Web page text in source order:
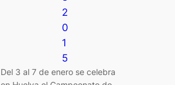
2
0
1
5
Del 3 al 7 de enero se celebra